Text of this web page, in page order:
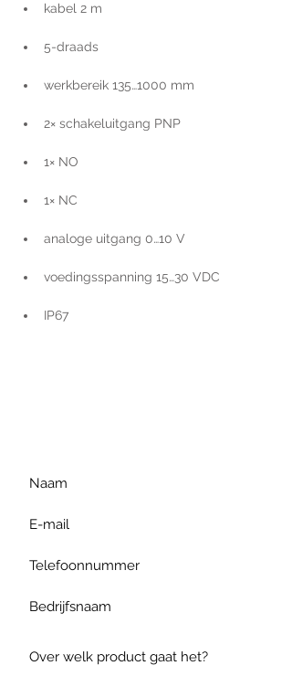
kabel 2 m
5-draads
werkbereik 135…1000 mm
2× schakeluitgang PNP
1× NO
1× NC
analoge uitgang 0…10 V
voedingsspanning 15…30 VDC
IP67